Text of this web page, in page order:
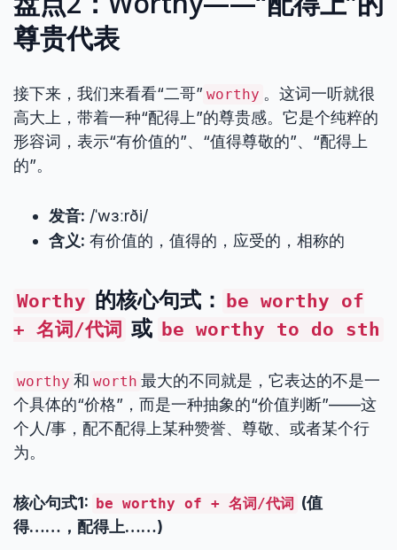
尊贵代表
接下来，我们来看看“二哥” worthy 。这词一听就很
高大上，带着一种“配得上”的尊贵感。它是个纯粹的
形容词，表示“有价值的”、“值得尊敬的”、“配得上
的”。
发音: /ˈwɜːrði/
含义: 有价值的，值得的，应受的，相称的
Worthy 的核心句式：
be worthy of
+ 名词/代词 或 be worthy to do sth
worthy 和 worth 最大的不同就是，它表达的不是一
个具体的“价格”，而是一种抽象的“价值判断”——这
个人/事，配不配得上某种赞誉、尊敬、或者某个行
为。
核心句式1: be worthy of + 名词/代词 (值
得……，配得上……)